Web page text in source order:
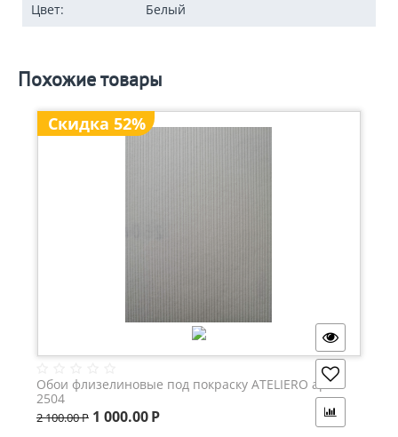
Цвет: Белый
Похожие товары
Скидка 52%
Обои флизелиновые под покраску ATELIERO арт.
2504
2 100.00Р 1 000.00Р